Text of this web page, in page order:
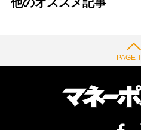
PAGE